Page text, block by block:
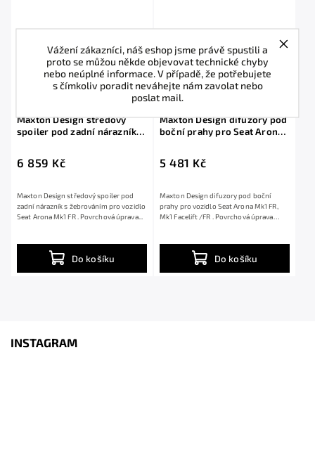
Vážení zákazníci, náš eshop jsme právě spustili a
proto se můžou někde objevovat technické chyby
nebo neúplné informace. V případě, že potřebujete
s čímkoliv poradit neváhejte nám zavolat nebo
poslat mail.
Maxton Design středový
spoiler pod zadní nárazník s
ABS
6 859 Kč
Do košíku
Maxton Design středový spoiler pod
zadní nárazník s žebrováním pro vozidlo
Seat Arona Mk1 FR . Povrchová úprava...
Maxton Design difuzory pod
boční prahy pro Seat Arona
5 481 Kč
Do košíku
Maxton Design difuzory pod boční
prahy pro vozidlo Seat Arona Mk1 FR,
Mk1 Facelift /FR . Povrchová úprava
INSTAGRAM